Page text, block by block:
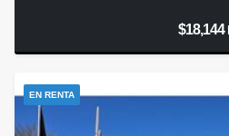
$18,144
EN RENTA